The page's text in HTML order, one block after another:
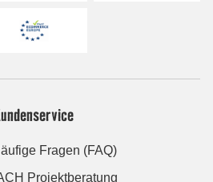
Fragen (FAQ)
Projektberatung